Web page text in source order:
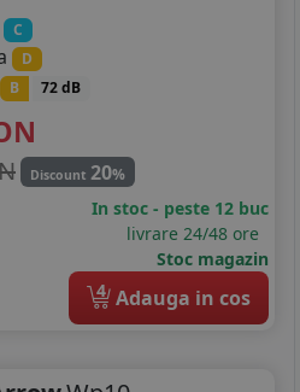
C
D
B 72 dB
Discount 20%
In stoc - peste 12 buc
livrare 24/48 ore
Stoc magazin
4 Adauga in cos